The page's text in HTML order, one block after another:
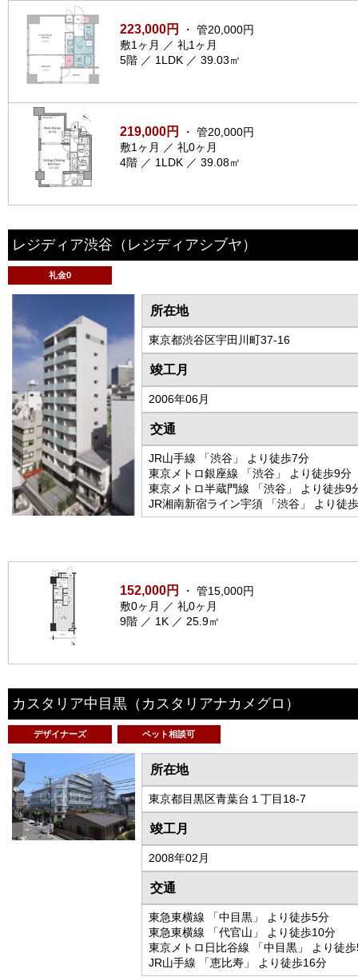
223,000円
・ 管20,000円
敷1ヶ月 ／ 礼1ヶ月
5階 ／ 1LDK ／ 39.03㎡
219,000円
・ 管20,000円
敷1ヶ月 ／ 礼0ヶ月
4階 ／ 1LDK ／ 39.08㎡
レジディア渋谷 （レジディアシブヤ）
礼金0
所在地
東京都渋谷区宇田川町37-16
竣工月
2006年06月
交通
JR山手線 「渋谷」 より徒歩7分
東京メトロ銀座線 「渋谷」 より徒歩9分
東京メトロ半蔵門線 「渋谷」 より徒歩9
JR湘南新宿ライン宇須 「渋谷」 より徒
152,000円
・ 管15,000円
敷0ヶ月 ／ 礼0ヶ月
9階 ／ 1K ／ 25.9㎡
カスタリア中目黒 （カスタリアナカメグロ）
デザイナーズ ペット相談可
所在地
東京都目黒区青葉台１丁目18-7
竣工月
2008年02月
交通
東急東横線 「中目黒」 より徒歩5分
東急東横線 「代官山」 より徒歩10分
東京メトロ日比谷線 「中目黒」 より徒
JR山手線 「恵比寿」 より徒歩16分